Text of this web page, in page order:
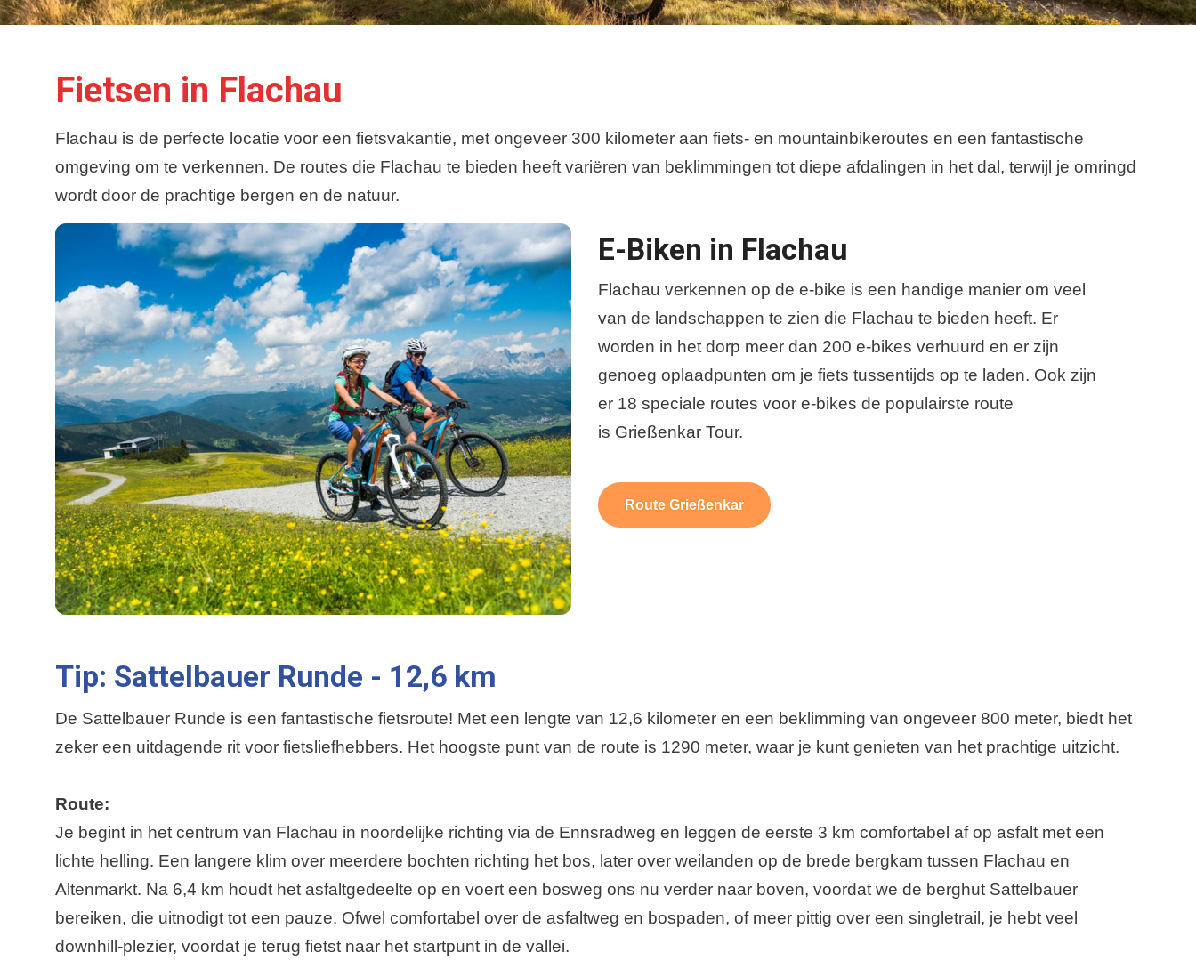
Fietsen in Flachau
Flachau is de perfecte locatie voor een fietsvakantie, met ongeveer 300 kilometer aan fiets- en mountainbikeroutes en een fantastische
omgeving om te verkennen. De routes die Flachau te bieden heeft variëren van beklimmingen tot diepe afdalingen in het dal, terwijl je omringd
wordt door de prachtige bergen en de natuur.
E-Biken in Flachau
Flachau verkennen op de e-bike is een handige manier om veel
van de landschappen te zien die Flachau te bieden heeft. Er
worden in het dorp meer dan 200 e-bikes verhuurd en er zijn
genoeg oplaadpunten om je fiets tussentijds op te laden. Ook zijn
er 18 speciale routes voor e-bikes de populairste route
is Grießenkar Tour.
Route Grießenkar
Tip: Sattelbauer Runde - 12,6 km
De Sattelbauer Runde is een fantastische fietsroute! Met een lengte van 12,6 kilometer en een beklimming van ongeveer 800 meter, biedt het
zeker een uitdagende rit voor fietsliefhebbers. Het hoogste punt van de route is 1290 meter, waar je kunt genieten van het prachtige uitzicht.
Route:
Je begint in het centrum van Flachau in noordelijke richting via de Ennsradweg en leggen de eerste 3 km comfortabel af op asfalt met een
lichte helling. Een langere klim over meerdere bochten richting het bos, later over weilanden op de brede bergkam tussen Flachau en
Altenmarkt. Na 6,4 km houdt het asfaltgedeelte op en voert een bosweg ons nu verder naar boven, voordat we de berghut Sattelbauer
bereiken, die uitnodigt tot een pauze. Ofwel comfortabel over de asfaltweg en bospaden, of meer pittig over een singletrail, je hebt veel
downhill-plezier, voordat je terug fietst naar het startpunt in de vallei.